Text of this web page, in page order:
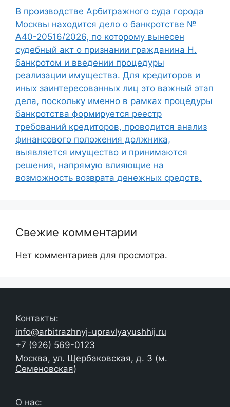
В производстве Арбитражного суда города
Москвы находится дело о банкротстве №
А40-20516/2026, по которому вынесен
судебный акт о признании гражданина Н.
банкротом и введении процедуры
реализации имущества. Для кредиторов и
иных заинтересованных лиц это важный этап
дела, поскольку именно в рамках процедуры
банкротства формируется реестр
требований кредиторов, проводится анализ
финансового положения должника,
выявляется имущество и принимаются
решения, напрямую влияющие на
возможность возврата денежных средств.
Свежие комментарии
Нет комментариев для просмотра.
Контакты:
info@arbitrazhnyj-upravlyayushhij.ru
+7 (926) 569-0123
Москва, ул. Щербаковская, д. 3 (м.
Семеновская)
О нас: